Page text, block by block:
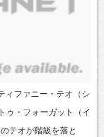
ィファニー・テオ（シ
ゥ・フォーガット（イ
テオが階級を落と